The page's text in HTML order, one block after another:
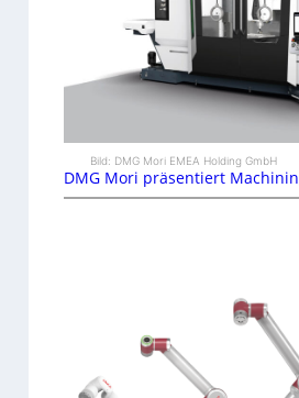
Bild: DMG Mori EMEA Holding GmbH
DMG Mori präsentiert